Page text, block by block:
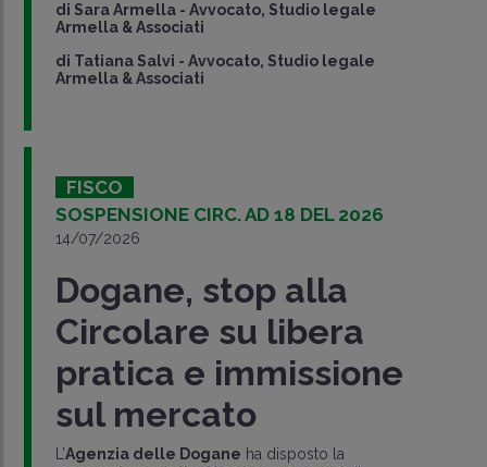
di Sara Armella - Avvocato, Studio legale
Armella & Associati
di Tatiana Salvi - Avvocato, Studio legale
Armella & Associati
FISCO
SOSPENSIONE CIRC. AD 18 DEL 2026
14/07/2026
Dogane, stop alla
Circolare su libera
pratica e immissione
sul mercato
L’Agenzia delle Dogane ha disposto la